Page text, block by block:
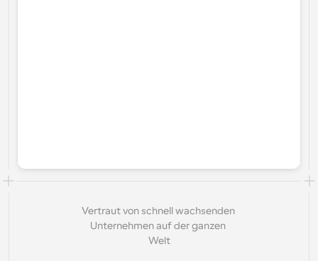
Vertraut von schnell wachsenden
Unternehmen auf der ganzen
Welt